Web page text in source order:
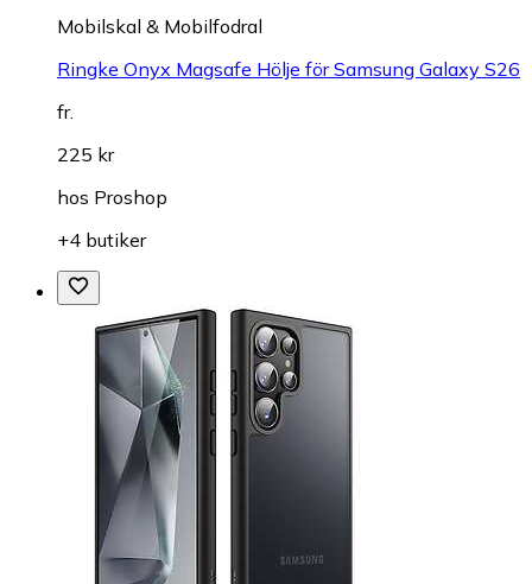
Mobilskal & Mobilfodral
Ringke Onyx Magsafe Hölje för Samsung Galaxy S26
fr.
225 kr
hos Proshop
+4 butiker